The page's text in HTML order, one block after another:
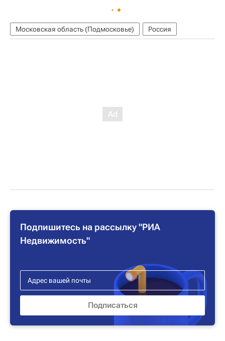
Московская область (Подмосковье) Россия
Подпишитесь на рассылку "РИА
Недвижимость"